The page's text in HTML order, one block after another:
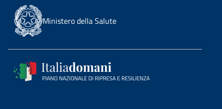
Ministero della Salute